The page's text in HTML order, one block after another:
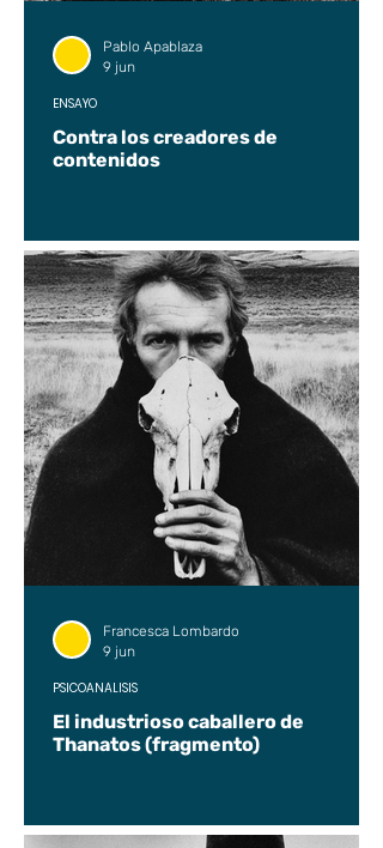
Contra los creadores de
contenidos
ENSAYO
Pablo Apablaza
9 jun
El industrioso caballero de
Thanatos (fragmento)
PSICOANÁLISIS
Francesca Lombardo
9 jun